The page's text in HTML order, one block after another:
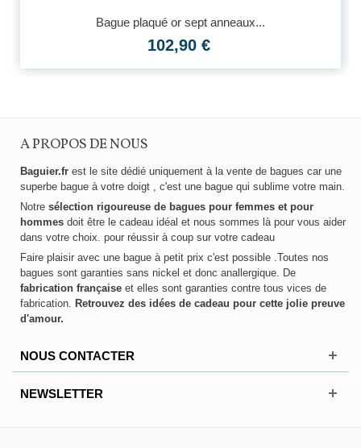
Bague plaqué or sept anneaux...
102,90 €
A PROPOS DE NOUS
Baguier.fr est le site dédié uniquement à la vente de bagues car une
superbe bague à votre doigt , c'est une bague qui sublime votre main.
Notre sélection rigoureuse de bagues pour femmes et pour
hommes doit être le cadeau idéal et nous sommes là pour vous aider
dans votre choix. pour réussir à coup sur votre cadeau
Faire plaisir avec une bague à petit prix c'est possible .Toutes nos
bagues sont garanties sans nickel et donc anallergique. De
fabrication française et elles sont garanties contre tous vices de
fabrication. Retrouvez des idées de cadeau pour cette jolie preuve
d'amour.
NOUS CONTACTER
NEWSLETTER